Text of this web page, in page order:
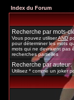
Index du Forum
Recherche par mots-
Vous pouvez utiliserAND
pour déterminer les mots
mots qui ne devraient pas
recherches partielles
Recherche par auteur:
Utilisez * comme un joker